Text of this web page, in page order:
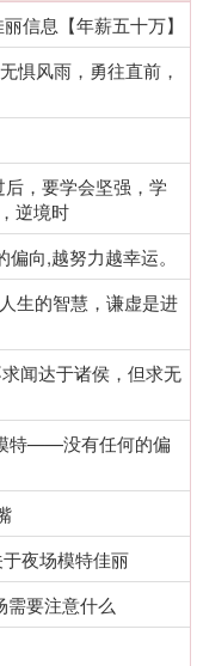
信息【年薪五十万】
惧风雨，勇往直前，
，要学会坚强，学
逆境时
向,越努力越幸运。
生的智慧，谦虚是进
闻达于诸侯，但求无
特——没有任何的偏
夜场模特佳丽
需要注意什么